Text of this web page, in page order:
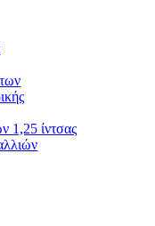
1,25 ίντσας